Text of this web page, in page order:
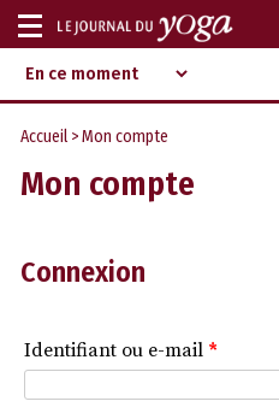
Aller
au
contenu
d‘information
indépendant
Afficher
ou
masquer
la
navigation
Accueil > Mon compte
Mon compte
Connexion
Identifiant ou e-mail *